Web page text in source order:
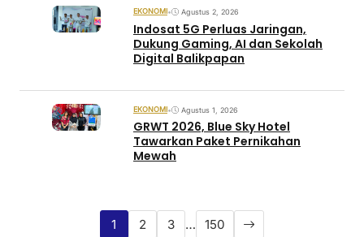
EKONOMI• Agustus 2, 2026
Indosat 5G Perluas Jaringan,
Dukung Gaming, AI dan Sekolah
Digital Balikpapan
EKONOMI• Agustus 1, 2026
GRWT 2026, Blue Sky Hotel
Tawarkan Paket Pernikahan
Mewah
1 2 3 … 150